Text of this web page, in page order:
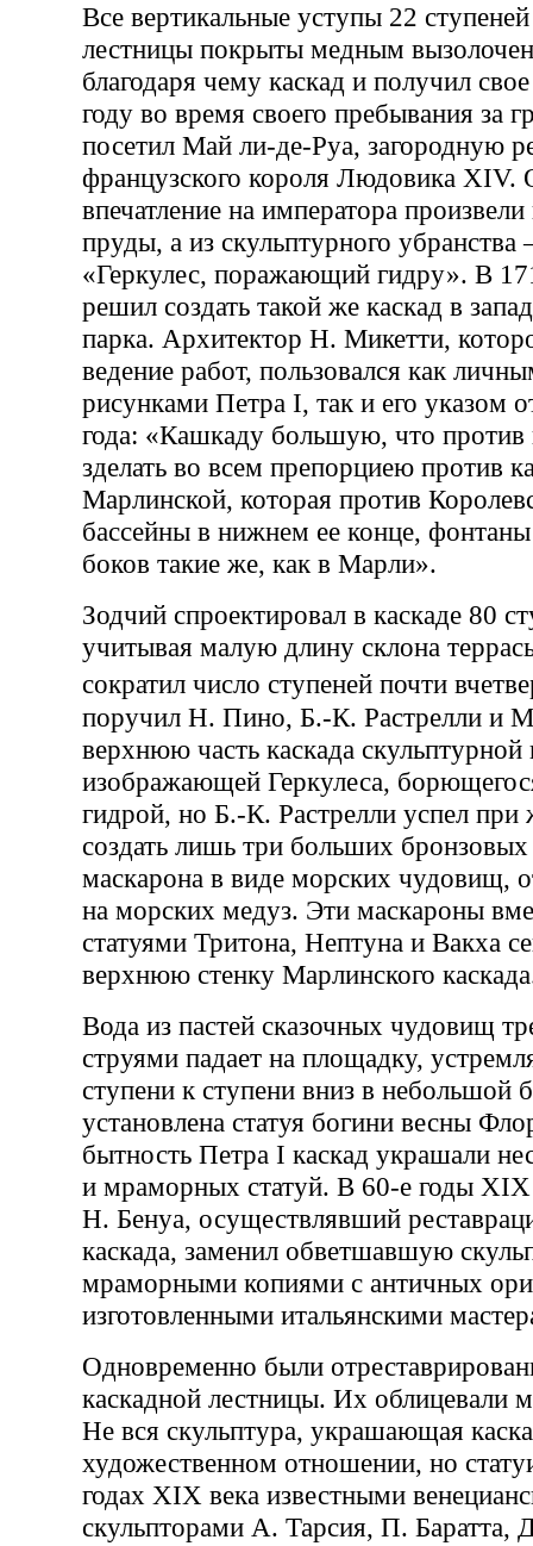
Все вертикальные уступы 22
лестницы покрыты медным
благодаря чему каскад и получил
году во время своего пребывания за
посетил Май ли-де-Руа, загородную
французского короля Людовика XIV.
впечатление на императора
пруды, а из скульптурного убранства
«Геркулес, поражающий гидру». В
решил создать такой же каскад в
парка. Архитектор Н. Микетти,
ведение работ, пользовался как
рисунками Петра I, так и его указом
года: «Кашкаду большую, что против
зделать во всем препорциею против
Марлинской, которая против
бассейны в нижнем ее конце,
боков такие же, как в Марли».
Зодчий спроектировал в каскаде 80
учитывая малую длину склона
сократил число ступеней почти
поручил Н. Пино, Б.-К. Растрелли и
верхнюю часть каскада
изображающей Геркулеса,
гидрой, но Б.-К. Растрелли успел при
создать лишь три больших
маскарона в виде морских чудовищ,
на морских медуз. Эти маскароны
статуями Тритона, Нептуна и Вакха
верхнюю стенку Марлинского
Вода из пастей сказочных чудовищ
струями падает на площадку,
ступени к ступени вниз в небольшой
установлена статуя богини весны
бытность Петра I каскад украшали
и мраморных статуй. В 60-е годы XIX
Н. Бенуа, осуществлявший
каскада, заменил обветшавшую
мраморными копиями с античных
изготовленными итальянскими
Одновременно были
каскадной лестницы. Их облицевали
Не вся скульптура, украшающая
художественном отношении, но
годах XIX века известными
скульпторами А. Тарсия, П. Баратта,